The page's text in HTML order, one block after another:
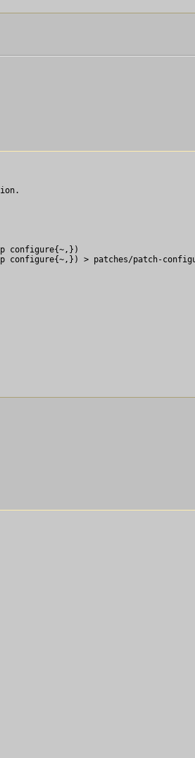
configure{~,})
configure{~,}) > patches/patch-